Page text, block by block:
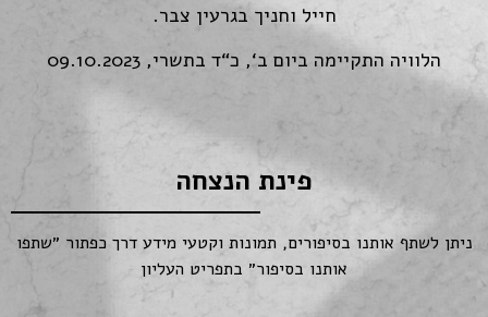
חייל וחניך בגרעין צבר.
הלוויה התקיימה ביום ב‘, כ“ד בתשרי, 09.10.2023
פינת הנצחה
ניתן לשתף אותנו בסיפורים, תמונות וקטעי מידע דרך כפתור ״שתפו
אותנו בסיפור״ בתפריט העליון